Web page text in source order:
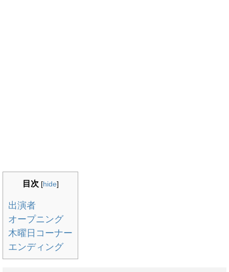
目次 [hide]
出演者
オープニング
木曜日コーナー
エンディング